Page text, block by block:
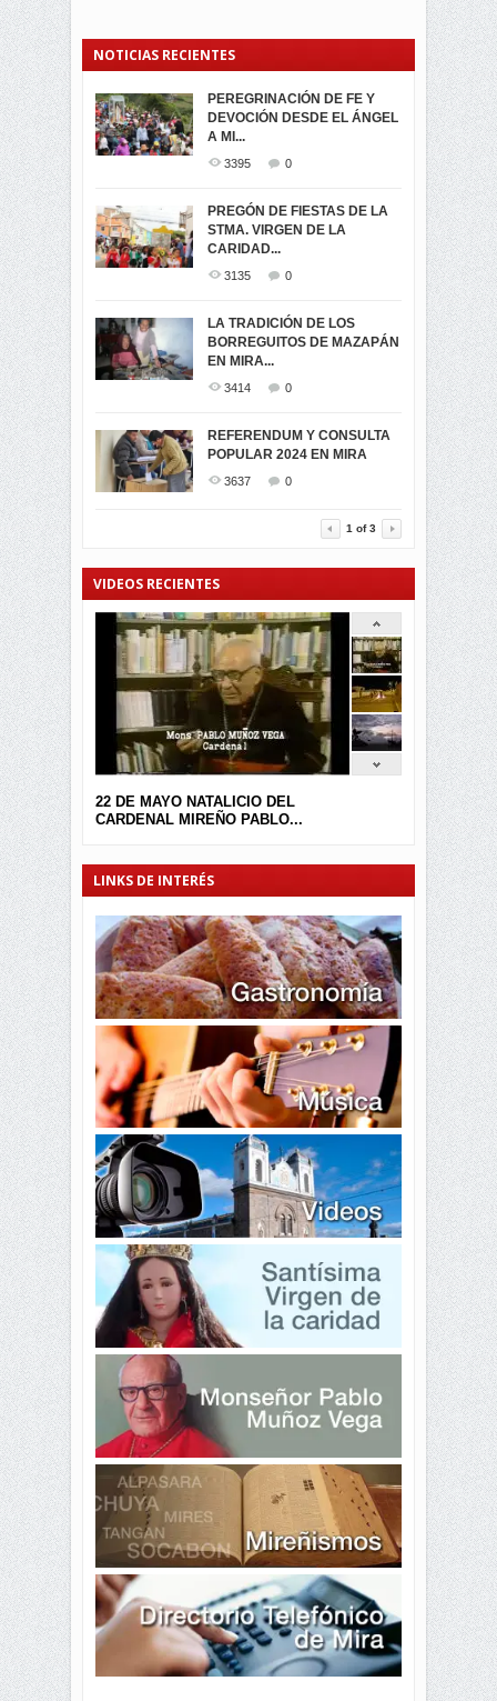
NOTICIAS RECIENTES
PEREGRINACIÓN DE FE Y
DEVOCIÓN DESDE EL ÁNGEL
A MI...
3395 0
PREGÓN DE FIESTAS DE LA
STMA. VIRGEN DE LA
CARIDAD...
3135 0
LA TRADICIÓN DE LOS
BORREGUITOS DE MAZAPÁN
EN MIRA...
3414 0
REFERENDUM Y CONSULTA
POPULAR 2024 EN MIRA
3637 0
PROCESIÓN DE LA VIRGEN
DE LA CARIDAD 2024
3062
-ENCENDIDO DEL ARBOL DE
...
MIRA
3441
TRIUNFO DE...
SEGUNDA VUELTA
ELECCIONES
PRESIDENCIALES 2023 EN
M...
ELECCION CRUCIAL:
SEGUNDA VUELTA
PRESIDENCIAL EL 1...
VIRTUALES ASAMBLEISTAS
POR LA PROVINCIA DEL
CARCHI...
MIRA.EC FUE
GALARDONADA
1 of3
VIDEOS RECIENTES
22 DE MAYO NATALICIO DEL
CARDENAL MIREÑO PABLO...
LINKS DE INTERÉS